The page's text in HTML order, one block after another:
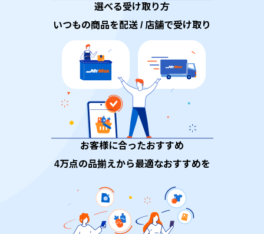
選べる受け取り方
いつもの商品を配送 / 店舗で受け取り
お客様に合ったおすすめ
4万点の品揃えから最適なおすすめを